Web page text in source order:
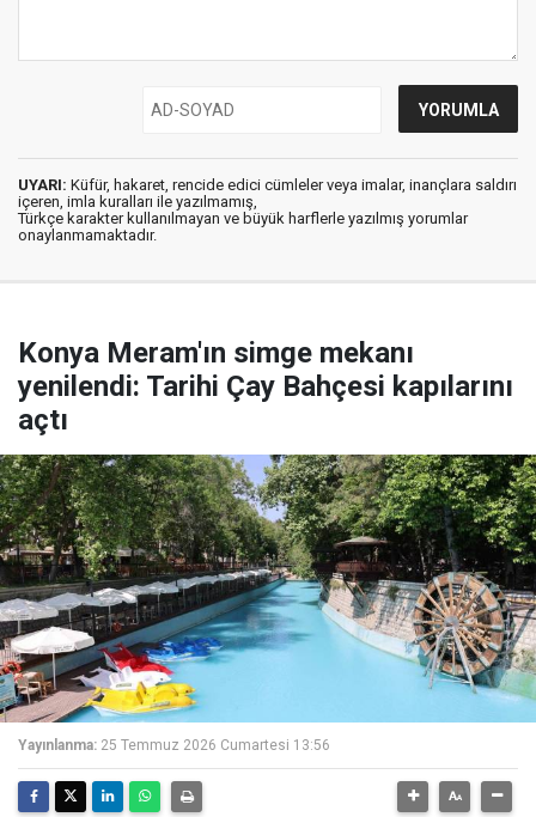
UYARI: Küfür, hakaret, rencide edici cümleler veya imalar, inançlara saldırı
içeren, imla kuralları ile yazılmamış,
Türkçe karakter kullanılmayan ve büyük harflerle yazılmış yorumlar
onaylanmamaktadır.
Konya Meram'ın simge mekanı
yenilendi: Tarihi Çay Bahçesi kapılarını
açtı
Yayınlanma: 25 Temmuz 2026 Cumartesi 13:56